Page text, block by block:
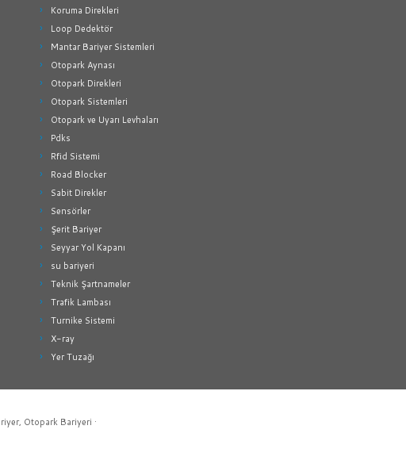
Koruma Direkleri
Loop Dedektör
Mantar Bariyer Sistemleri
Otopark Aynası
Otopark Direkleri
Otopark Sistemleri
Otopark ve Uyarı Levhaları
Pdks
Rfid Sistemi
Road Blocker
Sabit Direkler
Sensörler
Şerit Bariyer
Seyyar Yol Kapanı
su bariyeri
Teknik Şartnameler
Trafik Lambası
Turnike Sistemi
X-ray
Yer Tuzağı
Otopark Bariyeri ·